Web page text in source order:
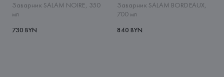
Заварник SALAM NOIRE, 350
мл
730 BYN
Заварник SALAM BORDEAUX,
700 мл
840 BYN